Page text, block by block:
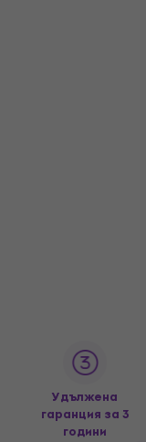
Удължена
гаранция за 3
години